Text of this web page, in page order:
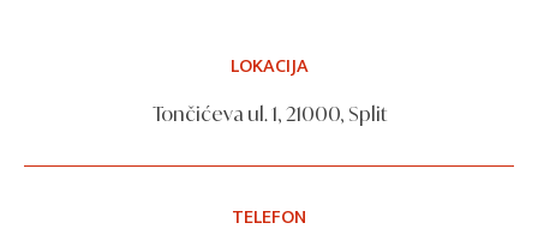
LOKACIJA
Tončićeva ul. 1, 21000, Split
TELEFON